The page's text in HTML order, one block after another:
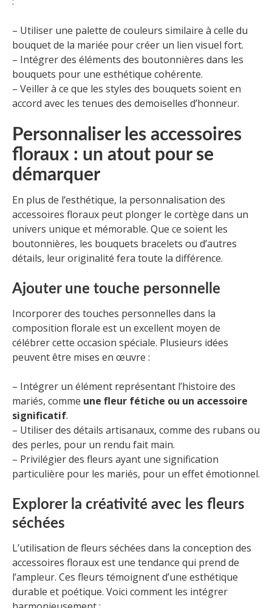
– Utiliser une palette de couleurs similaire à celle du
bouquet de la mariée pour créer un lien visuel fort.
– Intégrer des éléments des boutonnières dans les
bouquets pour une esthétique cohérente.
– Veiller à ce que les styles des bouquets soient en
accord avec les tenues des demoiselles d’honneur.
Personnaliser les accessoires
floraux : un atout pour se
démarquer
En plus de l’esthétique, la personnalisation des
accessoires floraux peut plonger le cortège dans un
univers unique et mémorable. Que ce soient les
boutonnières, les bouquets bracelets ou d’autres
détails, leur originalité fera toute la différence.
Ajouter une touche personnelle
Incorporer des touches personnelles dans la
composition florale est un excellent moyen de
célébrer cette occasion spéciale. Plusieurs idées
peuvent être mises en œuvre :
– Intégrer un élément représentant l’histoire des
mariés, comme une fleur fétiche ou un accessoire
significatif.
– Utiliser des détails artisanaux, comme des rubans ou
des perles, pour un rendu fait main.
– Privilégier des fleurs ayant une signification
particulière pour les mariés, pour un effet émotionnel.
Explorer la créativité avec les fleurs
séchées
L’utilisation de fleurs séchées dans la conception des
accessoires floraux est une tendance qui prend de
l’ampleur. Ces fleurs témoignent d’une esthétique
durable et poétique. Voici comment les intégrer